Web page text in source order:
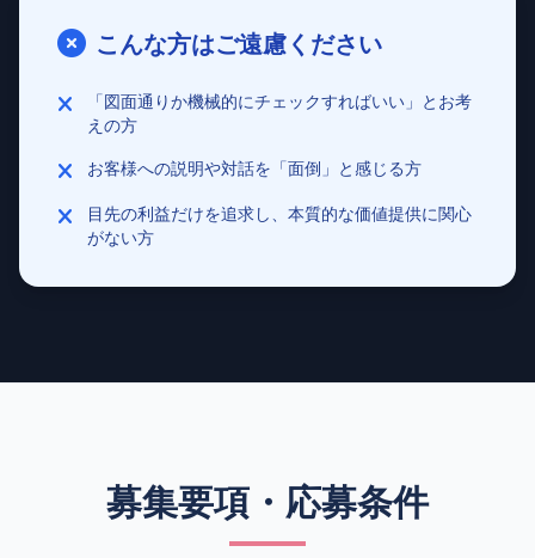
こんな方はご遠慮ください
「図面通りか機械的にチェックすればいい」とお考
えの方
お客様への説明や対話を「面倒」と感じる方
目先の利益だけを追求し、本質的な価値提供に関心
がない方
募集要項・応募条件